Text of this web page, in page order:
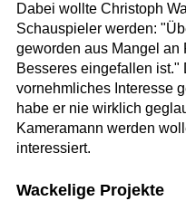
Dabei wollte Christoph
Schauspieler werden:
geworden aus Mangel an
Besseres eingefallen ist."
vornehmliches Interesse
habe er nie wirklich
Kameramann werden
interessiert.
Wackelige Projekte